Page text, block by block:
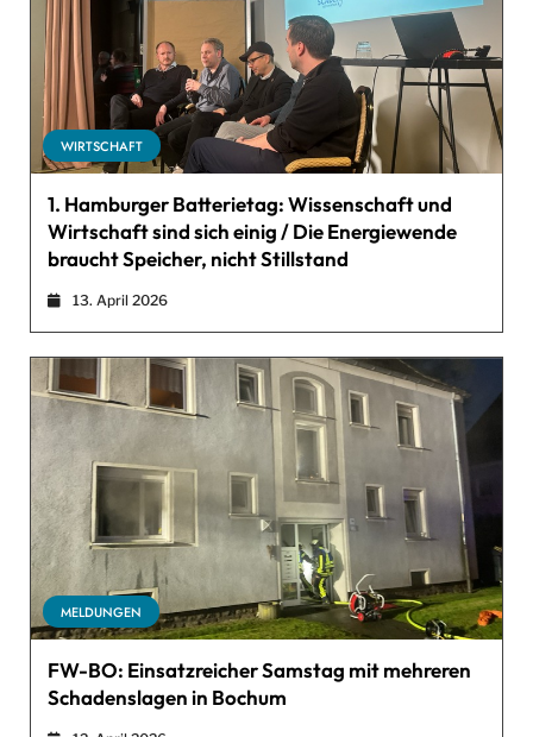
WIRTSCHAFT
1. Hamburger Batterietag: Wissenschaft und
Wirtschaft sind sich einig / Die Energiewende
braucht Speicher, nicht Stillstand
13. April 2026
MELDUNGEN
FW-BO: Einsatzreicher Samstag mit mehreren
Schadenslagen in Bochum